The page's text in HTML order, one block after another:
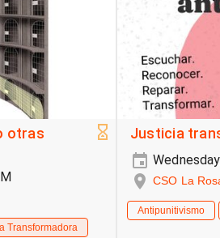
otras
Transformadora
Justicia
CSO La
Antipunitivismo